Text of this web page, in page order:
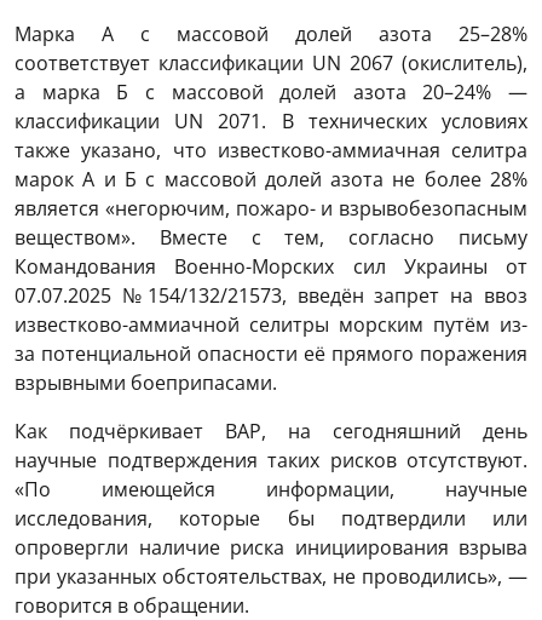
Марка А с массовой долей азота 25–28%
соответствует классификации UN 2067 (окислитель),
а марка Б с массовой долей азота 20–24% —
классификации UN 2071. В технических условиях
также указано, что известково-аммиачная селитра
марок А и Б с массовой долей азота не более 28%
является «негорючим, пожаро- и взрывобезопасным
веществом». Вместе с тем, согласно письму
Командования Военно-Морских сил Украины от
07.07.2025 №154/132/21573, введён запрет на ввоз
известково-аммиачной селитры морским путём из-
за потенциальной опасности её прямого поражения
взрывными боеприпасами.
Как подчёркивает ВАР, на сегодняшний день
научные подтверждения таких рисков отсутствуют.
«По имеющейся информации, научные
исследования, которые бы подтвердили или
опровергли наличие риска инициирования взрыва
при указанных обстоятельствах, не проводились», —
говорится в обращении.